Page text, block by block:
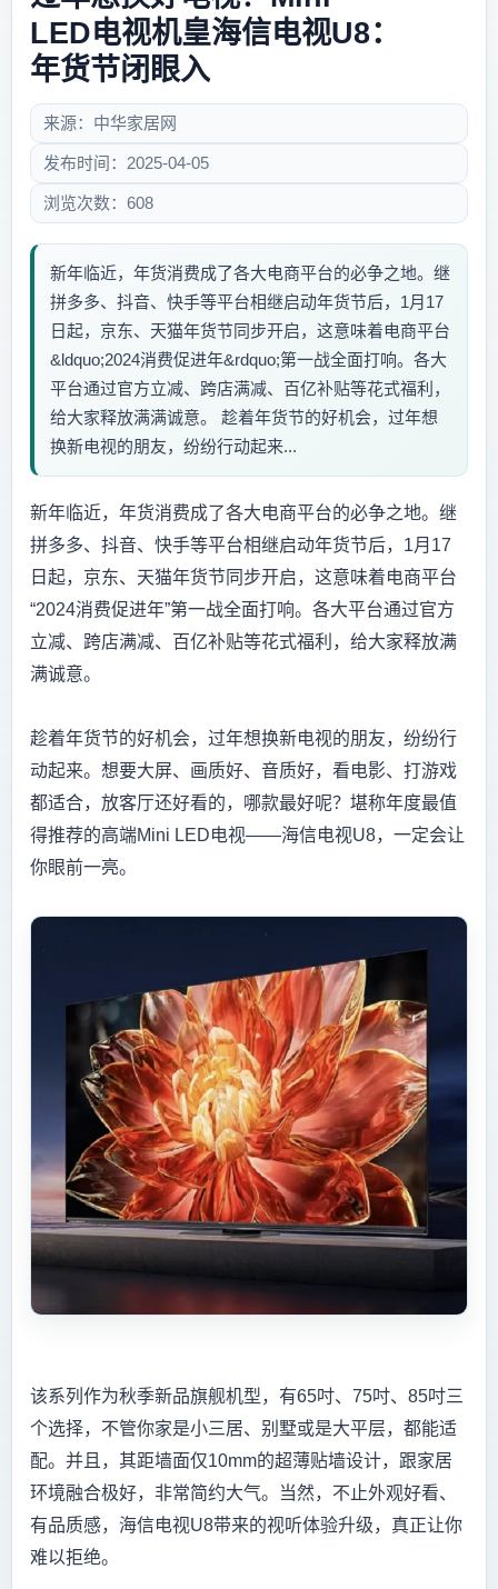
LED电视机皇海信电视U8：
年货节闭眼入
来源：中华家居网
发布时间：2025-04-05
浏览次数：608
新年临近，年货消费成了各大电商平台的必争之地。继
拼多多、抖音、快手等平台相继启动年货节后，1月17
日起，京东、天猫年货节同步开启，这意味着电商平台
&ldquo;2024消费促进年&rdquo;第一战全面打响。各大
平台通过官方立减、跨店满减、百亿补贴等花式福利，
给大家释放满满诚意。 趁着年货节的好机会，过年想
换新电视的朋友，纷纷行动起来...
新年临近，年货消费成了各大电商平台的必争之地。继
拼多多、抖音、快手等平台相继启动年货节后，1月17
日起，京东、天猫年货节同步开启，这意味着电商平台
“2024消费促进年”第一战全面打响。各大平台通过官方
立减、跨店满减、百亿补贴等花式福利，给大家释放满
满诚意。
趁着年货节的好机会，过年想换新电视的朋友，纷纷行
动起来。想要大屏、画质好、音质好，看电影、打游戏
都适合，放客厅还好看的，哪款最好呢？堪称年度最值
得推荐的高端Mini LED电视——海信电视U8，一定会让
你眼前一亮。
该系列作为秋季新品旗舰机型，有65吋、75吋、85吋三
个选择，不管你家是小三居、别墅或是大平层，都能适
配。并且，其距墙面仅10mm的超薄贴墙设计，跟家居
环境融合极好，非常简约大气。当然，不止外观好看、
有品质感，海信电视U8带来的视听体验升级，真正让你
难以拒绝。